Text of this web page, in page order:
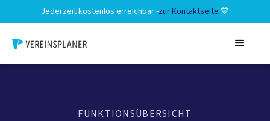
Jederzeit kostenlos erreichbar -zur Kontaktseite 💙
FUNKTIONSÜBERSICHT